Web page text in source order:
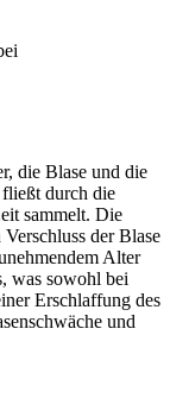
die Blase und die
durch die
sammelt. Die
der Blase
Alter
was sowohl bei
Erschlaffung des
und